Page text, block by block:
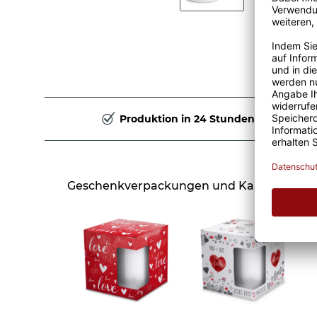
Produktion in 24 Stunden
Geschenkverpackungen und Karte Liebe